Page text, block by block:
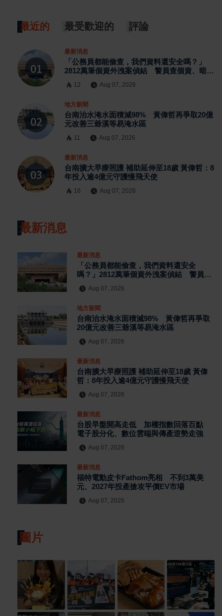
最近的 最受歡迎的 評論
最新消息
「公務員都能偷查，我們資料還安全嗎？」
2812萬筆個資外洩案偵結 警員查個資、暗網
12 Aug 07, 2026
地方新聞
台南治水淹水面積減98% 黃偉哲再爭取20億
元改善三爺溪等易淹水區
11 Aug 07, 2026
最新消息
台南擴大早療照護 補助延伸至18歲 黃偉哲：8
年投入逾4億元守護慢飛天使
16 Aug 07, 2026
最新消息
最新消息
「公務員都能偷查，我們資料還安全
嗎？」2812萬筆個資外洩案偵結 警員查
Aug 07, 2026
地方新聞
台南治水淹水面積減98% 黃偉哲再爭取
20億元改善三爺溪等易淹水區
Aug 07, 2026
最新消息
台南擴大早療照護 補助延伸至18歲 黃偉
哲：8年投入逾4億元守護慢飛天使
Aug 07, 2026
最新消息
台股早盤開高走低 加權指數回落百點
電子股分化、數位雲端與傳產逆勢走強
Aug 07, 2026
最新消息
福特電動皮卡Fathom亮相 不到3萬美
元、2027年投產搶攻平價EV市場
Aug 07, 2026
圖片